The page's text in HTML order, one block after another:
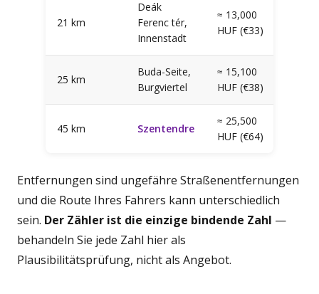
21 km
Deák
Ferenc tér,
Innenstadt
≈ 13,000
HUF (€33)
25 km
Buda-Seite,
Burgviertel
≈ 15,100
HUF (€38)
45 km Szentendre
≈ 25,500
HUF (€64)
Entfernungen sind ungefähre Straßenentfernungen
und die Route Ihres Fahrers kann unterschiedlich
sein. Der Zähler ist die einzige bindende Zahl —
behandeln Sie jede Zahl hier als
Plausibilitätsprüfung, nicht als Angebot.